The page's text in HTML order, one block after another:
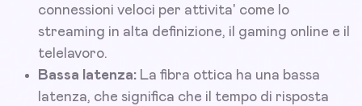
connessioni veloci per attivita' come lo
streaming in alta definizione, il gaming online e il
telelavoro.
Bassa latenza: La fibra ottica ha una bassa
latenza, che significa che il tempo di risposta